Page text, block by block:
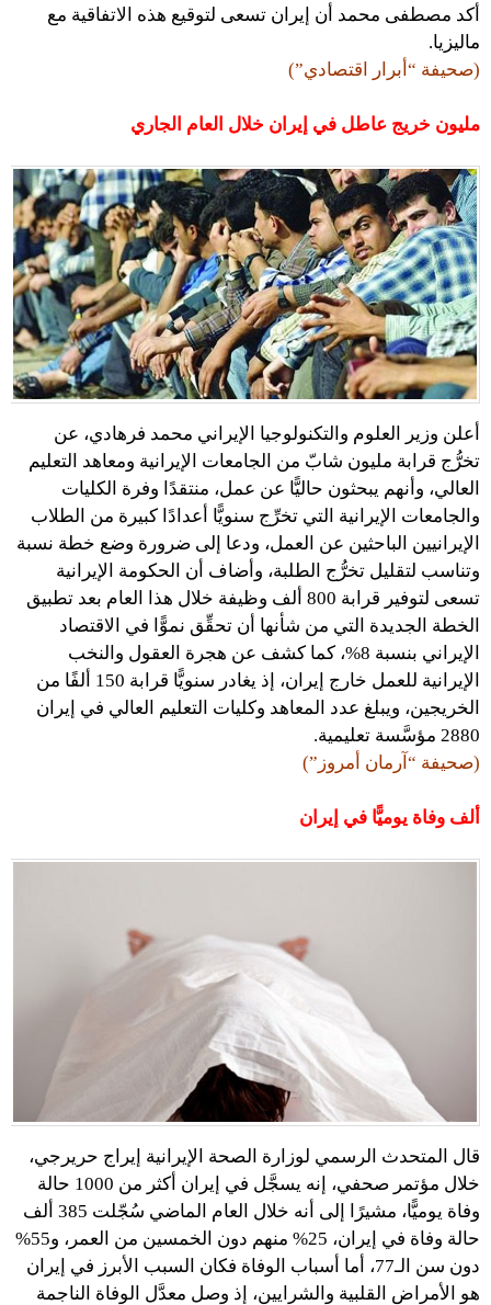
أكد مصطفى محمد أن إيران تسعى لتوقيع هذه الاتفاقية مع
ماليزيا.
(صحيفة “أبرار اقتصادي”)
مليون خريج عاطل في إيران خلال العام الجاري
أعلن وزير العلوم والتكنولوجيا الإيراني محمد فرهادي، عن
تخرُّج قرابة مليون شابّ من الجامعات الإيرانية ومعاهد التعليم
العالي، وأنهم يبحثون حاليًّا عن عمل، منتقدًا وفرة الكليات
والجامعات الإيرانية التي تخرِّج سنويًّا أعدادًا كبيرة من الطلاب
الإيرانيين الباحثين عن العمل، ودعا إلى ضرورة وضع خطة نسبة
وتناسب لتقليل تخرُّج الطلبة، وأضاف أن الحكومة الإيرانية
تسعى لتوفير قرابة 800 ألف وظيفة خلال هذا العام بعد تطبيق
الخطة الجديدة التي من شأنها أن تحقِّق نموًّا في الاقتصاد
الإيراني بنسبة 8%، كما كشف عن هجرة العقول والنخب
الإيرانية للعمل خارج إيران، إذ يغادر سنويًّا قرابة 150 ألفًا من
الخريجين، ويبلغ عدد المعاهد وكليات التعليم العالي في إيران
2880 مؤسَّسة تعليمية.
(صحيفة “آرمان أمروز”)
ألف وفاة يوميًّا في إيران
قال المتحدث الرسمي لوزارة الصحة الإيرانية إيراج حريرجي،
خلال مؤتمر صحفي، إنه يسجَّل في إيران أكثر من 1000 حالة
وفاة يوميًّا، مشيرًا إلى أنه خلال العام الماضي سُجّلت 385 ألف
حالة وفاة في إيران، 25% منهم دون الخمسين من العمر، و55%
دون سن الـ77، أما أسباب الوفاة فكان السبب الأبرز في إيران
هو الأمراض القلبية والشرايين، إذ وصل معدَّل الوفاة الناجمة